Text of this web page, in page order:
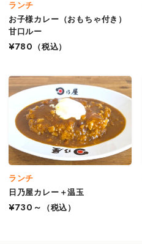
ランチ
お子様カレー（おもちゃ付き）
甘口ルー
¥780
（税込）
ランチ
日乃屋カレー＋温玉
¥730～
（税込）